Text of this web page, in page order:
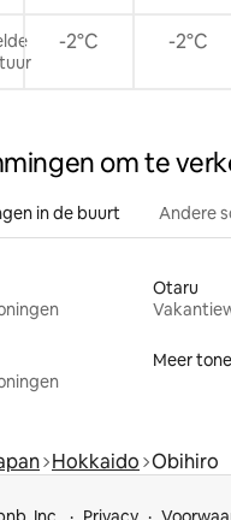
-2°C -2°C
om te
in de buurt Andere
Otaru
Meer
Hokkaido Obihiro